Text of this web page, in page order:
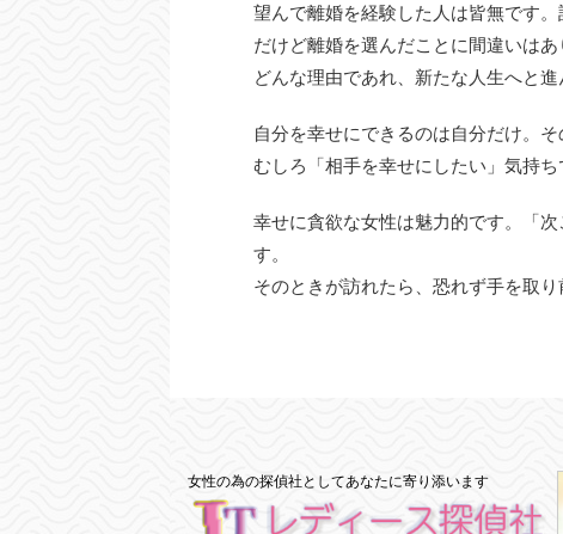
望んで離婚を経験した人は皆無です
だけど離婚を選んだことに間違いはあ
どんな理由であれ、新たな人生へと
自分を幸せにできるのは自分だけ。
むしろ「相手を幸せにしたい」気持
幸せに貪欲な女性は魅力的です。「
す。
そのときが訪れたら、恐れず手を取り
女性の為の探偵社としてあなたに寄り添います